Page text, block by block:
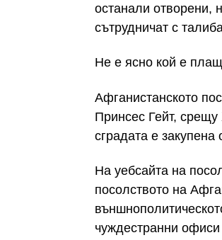
останали отворени,
сътрудничат с
Не е ясно кой е
Афганистанското
Принсес Гейт, срещу
сградата е закупена
На уебсайта на
посолството на
чуждестранни офиси